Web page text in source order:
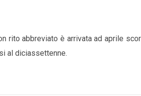
rito abbreviato è arrivata ad aprile
al diciassettenne.